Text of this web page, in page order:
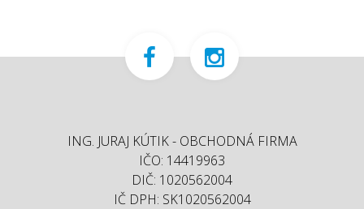
ING. JURAJ KÚTIK - OBCHODNÁ FIRMA
IČO: 14419963
DIČ: 1020562004
IČ DPH: SK1020562004